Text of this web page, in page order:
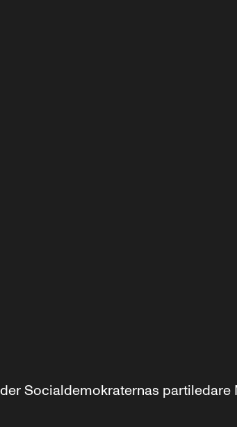
Socialdemokraternas partiledare